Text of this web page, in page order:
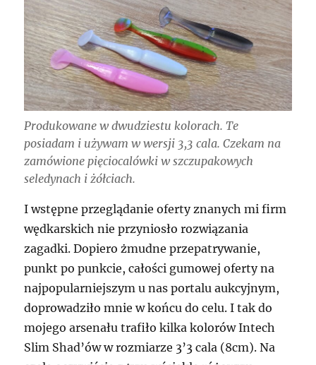
Produkowane w dwudziestu kolorach. Te
posiadam i używam w wersji 3,3 cala. Czekam na
zamówione pięciocalówki w szczupakowych
seledynach i żółciach.
I wstępne przeglądanie oferty znanych mi firm
wędkarskich nie przyniosło rozwiązania
zagadki. Dopiero żmudne przepatrywanie,
punkt po punkcie, całości gumowej oferty na
najpopularniejszym u nas portalu aukcyjnym,
doprowadziło mnie w końcu do celu. I tak do
mojego arsenału trafiło kilka kolorów Intech
Slim Shad’ów w rozmiarze 3’3 cala (8cm). Na